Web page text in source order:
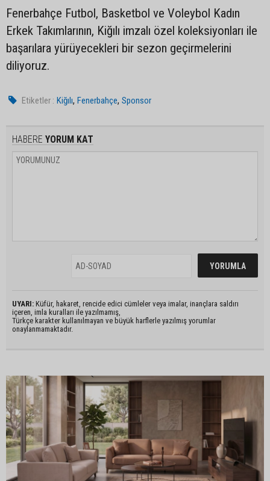
Fenerbahçe Futbol, Basketbol ve Voleybol Kadın
Erkek Takımlarının, Kiğılı imzalı özel koleksiyonları ile
başarılara yürüyecekleri bir sezon geçirmelerini
diliyoruz.
Etiketler : Kiğılı,Fenerbahçe,Sponsor
HABERE YORUM KAT
UYARI: Küfür, hakaret, rencide edici cümleler veya imalar, inançlara saldırı
içeren, imla kuralları ile yazılmamış,
Türkçe karakter kullanılmayan ve büyük harflerle yazılmış yorumlar
onaylanmamaktadır.